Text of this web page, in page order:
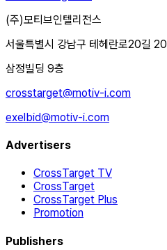
(주)모티브인텔리전스
서울특별시 강남구 테헤란로20길 20
삼정빌딩 9층
crosstarget@motiv-i.com
exelbid@motiv-i.com
Advertisers
CrossTarget TV
CrossTarget
CrossTarget Plus
Promotion
Publishers